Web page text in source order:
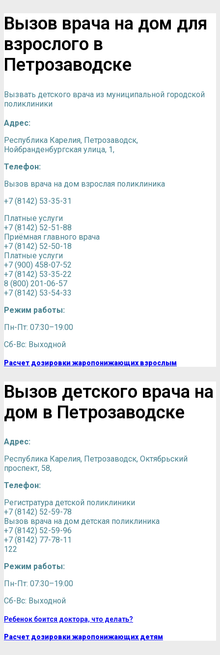
Вызов врача на дом для
взрослого в
Петрозаводске
Вызвать детского врача из муниципальной городской
поликлиники
Адрес:
Республика Карелия, Петрозаводск,
Нойбранденбургская улица, 1,
Телефон:
Вызов врача на дом взрослая поликлиника
+7 (8142) 53-35-31
Платные услуги
+7 (8142) 52-51-88
Приёмная главного врача
+7 (8142) 52-50-18
Платные услуги
+7 (900) 458-07-52
+7 (8142) 53-35-22
8 (800) 201-06-57
+7 (8142) 53-54-33
Режим работы:
Пн-Пт: 07:30–19:00
Сб-Вс: Выходной
Расчет дозировки жаропонижающих взрослым
Вызов детского врача на
дом в Петрозаводске
Адрес:
Республика Карелия, Петрозаводск, Октябрьский
проспект, 58,
Телефон:
Регистратура детской поликлиники
+7 (8142) 52-59-78
Вызов врача на дом детская поликлиника
+7 (8142) 52-59-96
+7 (8142) 77-78-11
122
Режим работы:
Пн-Пт: 07:30–19:00
Сб-Вс: Выходной
Ребенок боится доктора, что делать?
Расчет дозировки жаропонижающих детям